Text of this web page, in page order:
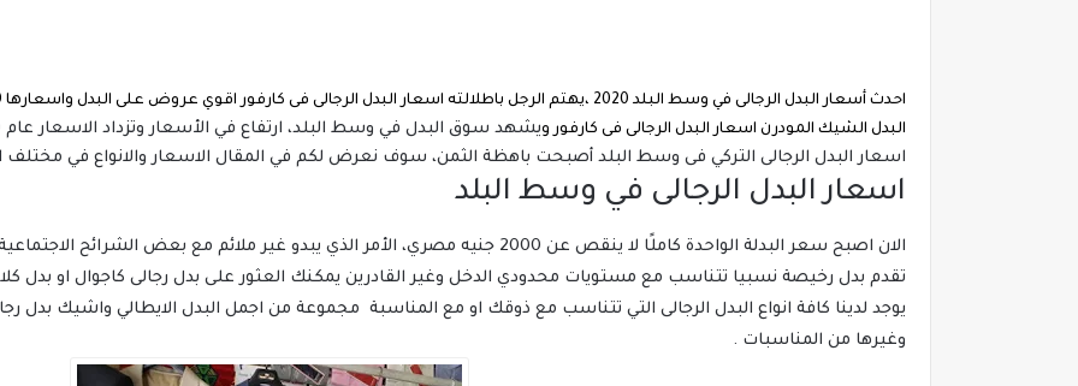
البدل الشيك المودرن اسعار البدل الرجالى فى كارفور ويشهد سوق البدل في وسط البلد، ارتفاع في الأسعار وتزداد الاسعار عام
اسعار البدل الرجالى التركي فى وسط البلد أصبحت باهظة الثمن، سوف نعرض لكم في المقال الاسعار والانواع في مختلف
اسعار البدل الرجالى في وسط البلد
الان اصبح سعر البدلة الواحدة كاملًا لا ينقص عن 2000 جنيه مصري، الأمر الذي يبدو غير ملائم
تقدم بدل رخيصة نسبيا تتناسب مع مستويات محدودي الدخل وغير القادرين يمكنك العثور على بدل رجالى كاجوال او بدل
يوجد لدينا كافة انواع البدل الرجالى التي تتناسب مع ذوقك او مع المناسبة مجموعة من اجمل البدل الايطالي واشيك بدل
وغيرها من المناسبات .